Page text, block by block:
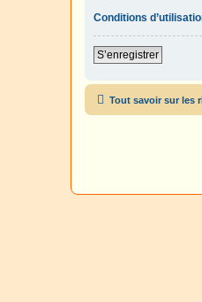
Conditions
S’enregistrer
Tout savoir sur les